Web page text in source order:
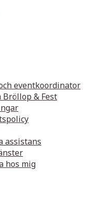
eventkoordinator
Bröllop & Fest
assistans
hos mig